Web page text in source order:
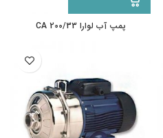
پمپ آب لوارا CA 200/33